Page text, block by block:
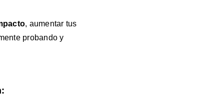
, aumentar tus
probando y